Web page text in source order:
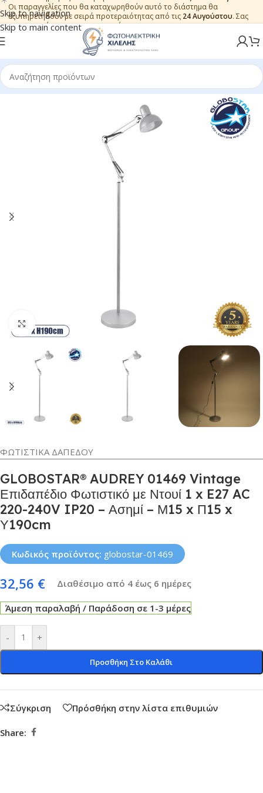
Skip to navigation
Skip to main content
Οι παραγγελίες που θα καταχωρηθούν αυτό το διάστημα θα
εξυπηρετηθούν με σειρά προτεραιότητας από τις 24 Αυγούστου. Σας
ευχαριστούμε για την εμπιστοσύνη.
Κλικ για μεγέθυνση
ΦΩΤΙΣΤΙΚΑ ΔΑΠΕΔΟΥ
GLOBOSTAR® AUDREY 01469 Vintage
Επιδαπέδιο Φωτιστικό με Ντουί 1 x E27 AC
220-240V IP20 – Ασημί – Μ15 x Π15 x
Υ190cm
Κωδικός προϊόντος: globostar-01469
32,56 € Διαθέσιμο από 4 έως 6 ημέρες
Άμεση παραλαβή / Παράδοση σε 1-3 μέρες
- +
Προσθήκη Στο Καλάθι
Σύγκριση Πρόσθήκη στην λίστα επιθυμιών
Share: